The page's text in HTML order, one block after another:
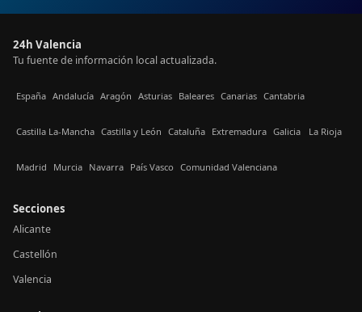
24h Valencia
Tu fuente de información local actualizada.
España Andalucía Aragón Asturias Baleares Canarias Cantabria
Castilla La-Mancha Castilla y León Cataluña Extremadura Galicia La Rioja
Madrid Murcia Navarra País Vasco Comunidad Valenciana
Secciones
Alicante
Castellón
Valencia